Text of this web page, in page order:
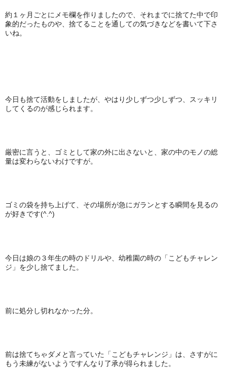
約１ヶ月ごとにメモ欄を作りましたので、それまでに捨てた中で印
象的だったものや、捨てることを通しての気づきなどを書いて下さ
いね。
今日も捨て活動をしましたが、やはり少しずつ少しずつ、スッキリ
してくるのが感じられます。
厳密に言うと、ゴミとして家の外に出さないと、家の中のモノの総
量は変わらないわけですが。
ゴミの袋を持ち上げて、その場所が急にガランとする瞬間を見るの
が好きです(^.^)
今日は娘の３年生の時のドリルや、幼稚園の時の「こどもチャレン
ジ」を少し捨てました。
前に処分し切れなかった分。
前は捨てちゃダメと言っていた「こどもチャレンジ」は、さすがに
もう未練がないようですんなり了承が得られました。